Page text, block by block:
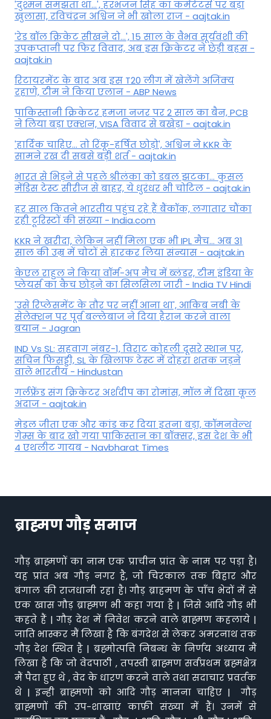
'दुश्मन समझता था...', हरभजन सिंह का कमेंटेटर्स पर बड़ा
खुलासा, रव‍िचंद्रन अश्विन ने भी खोला राज - aajtak.in
'रेड बॉल क्रिकेट सीखने दो...', 15 साल के वैभव सूर्यवंशी की
उपकप्तानी पर फ‍िर व‍िवाद, अब इस क्रिकेटर ने छेड़ी बहस -
aajtak.in
रिटायरमेंट के बाद अब इस T20 लीग में खेलेंगे अजिंक्य
रहाणे, टीम ने किया एलान - ABP News
पाकिस्तानी क्रिकेटर हमजा नजर पर 2 साल का बैन, PCB
ने ल‍िया बड़ा एक्शन, VISA व‍िवाद से बखेड़ा - aajtak.in
'हार्दिक चाहिए... तो रिंकू-हर्षित छोड़ो', अश्विन ने KKR के
सामने रख दी सबसे बड़ी शर्त - aajtak.in
भारत से भिड़ने से पहले श्रीलंका को डबल झटका... कुसल
मेंडिस टेस्ट सीरीज से बाहर, ये धुरंधर भी चोटिल - aajtak.in
हर साल कितने भारतीय पहुंच रहे हैं बैंकॉक, लगातार चौंका
रही टूरिस्टों की संख्या - India.com
KKR ने खरीदा, लेकिन नहीं मिला एक भी IPL मैच... अब 31
साल की उम्र में चोटों से हारकर लिया संन्यास - aajtak.in
केएल राहुल ने किया वॉर्म-अप मैच में ब्लंडर, टीम इंडिया के
प्लेयर्स का कैच छोड़ने का सिलसिला जारी - India TV Hindi
'उसे रिप्लेसमेंट के तौर पर नहीं आना था', आकिब नबी के
सेलेक्शन पर पूर्व बल्लेबाज ने दिया हैरान करने वाला
बयान - Jagran
IND Vs SL: सहवाग नंबर-1, विराट कोहली दूसरे स्थान पर,
सचिन फिसड्डी, SL के खिलाफ टेस्ट में दोहरा शतक जड़ने
वाले भारतीय - Hindustan
गर्लफ्रेंड संग क्रिकेटर अर्शदीप का रोमांस, मॉल में द‍िखा कूल
अंदाज - aajtak.in
मेडल जीता एक और कांड कर दिया इतना बड़ा, कॉमनवेल्थ
गेम्स के बाद खो गया पाकिस्तान का बॉक्सर, इस देश के भी
4 एथलीट गायब - Navbharat Times
ब्राह्मण गौड़ समाज
गौड़ ब्राह्मणों का नाम एक प्राचीन प्रांत के नाम पर पड़ा है।
यह प्रांत अब गौड़ नगर है, जो चिरकाल तक बिहार और
बंगाल की राजधानी रहा है। गौड़ ब्राहमण के पाँच भेदों में से
एक खास गौड़ ब्राह्मण भी कहा गया है | जिसे आदि गौड़ भी
कहते हैं | गौड़ देश में निवेश करने वाले ब्राह्मण कहलाये |
जाति भास्कर मैं लिखा है कि बंगदेश से लेकर अमरनाथ तक
गौड़ देश स्थित है | ब्रह्मोत्पत्ति निबन्ध के निर्णय अध्याय मैं
लिखा है कि जो वेदपाठी , तपस्वी ब्राह्मण सर्वप्रथम ब्रह्मक्षेत्र
मैं पैदा हुए थे , वेद के धारण करने वाले तथा सदाचार प्रवर्तक
थे | इन्ही ब्राह्मणो को आदि गौड़ मानना चाहिए | गौड़
ब्राह्मणों की उप-शाखाएं काफ़ी संख्या में हैं। उनमें से